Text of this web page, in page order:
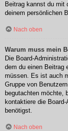
Beitrag kannst du mit
deinem persönlichen
Nach oben
Warum muss mein
Die Board-
dem du einen Beitrag
müssen. Es ist auch
Gruppe von
begutachten möchte,
kontaktiere die
benötigst.
Nach oben